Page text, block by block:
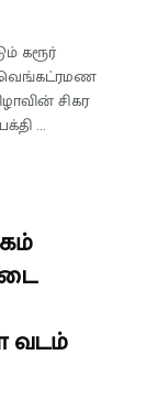
கரூர்
சிகர
...
வடம்